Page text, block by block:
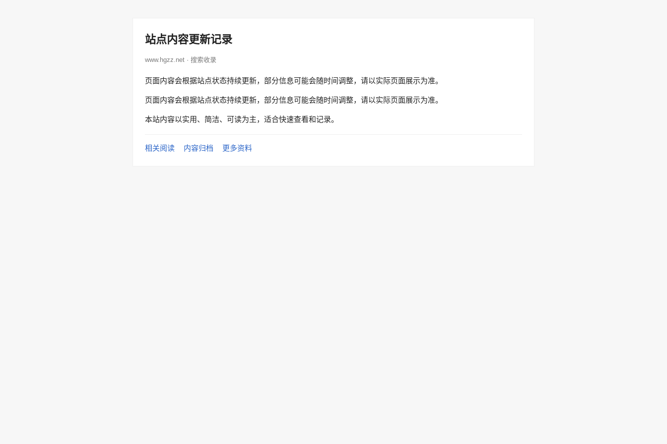
站点内容更新记录
www.hgzz.net · 搜索收录
页面内容会根据站点状态持续更新，部分信息可能会随时间调整，请以实际页面展示为准。
页面内容会根据站点状态持续更新，部分信息可能会随时间调整，请以实际页面展示为准。
本站内容以实用、简洁、可读为主，适合快速查看和记录。
相关阅读 内容归档 更多资料